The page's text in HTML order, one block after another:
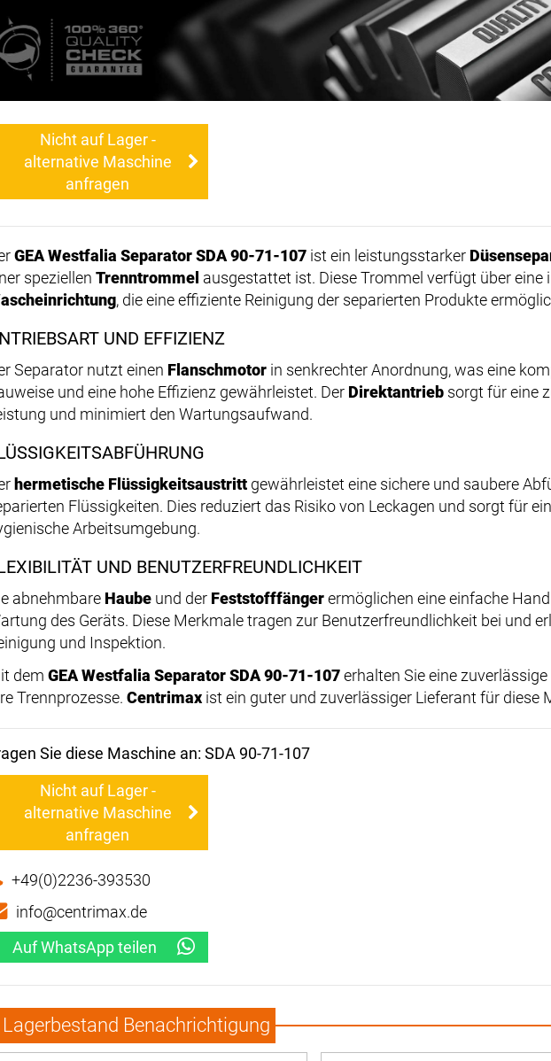
Nicht auf Lager -
alternative Maschine
anfragen
GEA Westfalia Separator SDA 90-71-107 ist ein leistungsstarker
speziellen Trenntrommel ausgestattet ist. Diese Trommel verfügt über eine
, die eine effiziente Reinigung der separierten Produkte
UND EFFIZIENZ
Separator nutzt einen Flanschmotor in senkrechter Anordnung, was eine
und eine hohe Effizienz gewährleistet. Der Direktantrieb sorgt für eine
und minimiert den Wartungsaufwand.
hermetische Flüssigkeitsaustritt gewährleistet eine sichere und saubere
Flüssigkeiten. Dies reduziert das Risiko von Leckagen und sorgt für
Arbeitsumgebung.
UND BENUTZERFREUNDLICHKEIT
abnehmbare Haube und der Feststofffängerermöglichen eine einfache
des Geräts. Diese Merkmale tragen zur Benutzerfreundlichkeit bei und
und Inspektion.
dem GEA Westfalia Separator SDA 90-71-107erhalten Sie eine
Trennprozesse. Centrimax ist ein guter und zuverlässiger Lieferant für diese
Sie diese Maschine an: SDA 90-71-107
Nicht auf Lager -
alternative Maschine
anfragen
+49(0)2236-393530
info@centrimax.de
Auf WhatsApp teilen
Lagerbestand Benachrichtigung